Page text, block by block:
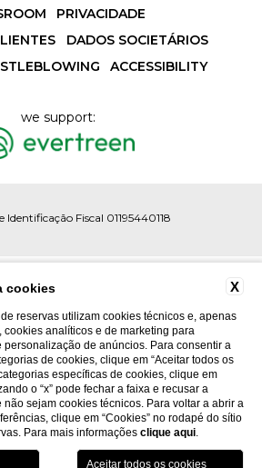
PRIVACIDADE
DADOS SOCIETÁRIOS
ACCESSIBILITY
we support:
Identificação Fiscal 01195440118
X
cookies
reservas utilizam cookies técnicos e, apenas
cookies analíticos e de marketing para
de anúncios. Para consentir a
de cookies, clique em “Aceitar todos os
específicas de cookies, clique em
o “x” pode fechar a faixa e recusar a
sejam cookies técnicos. Para voltar a abrir a
clique em “Cookies” no rodapé do sítio
Para mais informações clique aqui.